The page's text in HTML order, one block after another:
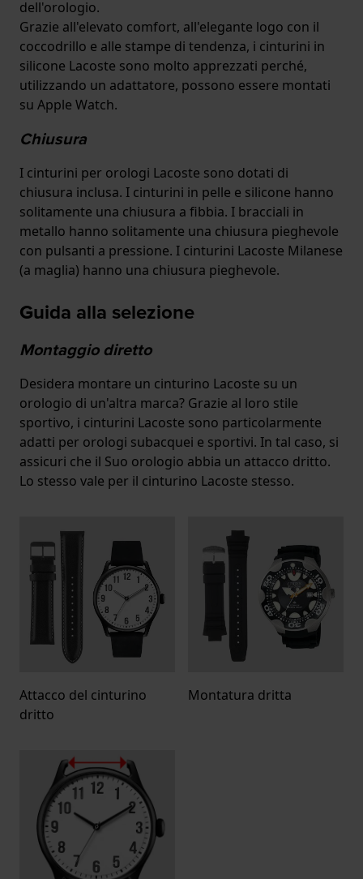
dell'orologio.
Grazie all'elevato comfort, all'elegante logo con il
coccodrillo e alle stampe di tendenza, i cinturini in
silicone Lacoste sono molto apprezzati perché,
utilizzando un adattatore, possono essere montati
su Apple Watch.
Chiusura
I cinturini per orologi Lacoste sono dotati di
chiusura inclusa. I cinturini in pelle e silicone hanno
solitamente una chiusura a fibbia. I bracciali in
metallo hanno solitamente una chiusura pieghevole
con pulsanti a pressione. I cinturini Lacoste Milanese
(a maglia) hanno una chiusura pieghevole.
Guida alla selezione
Montaggio diretto
Desidera montare un cinturino Lacoste su un
orologio di un'altra marca? Grazie al loro stile
sportivo, i cinturini Lacoste sono particolarmente
adatti per orologi subacquei e sportivi. In tal caso, si
assicuri che il Suo orologio abbia un attacco dritto.
Lo stesso vale per il cinturino Lacoste stesso.
Attacco del cinturino
dritto
Montatura dritta